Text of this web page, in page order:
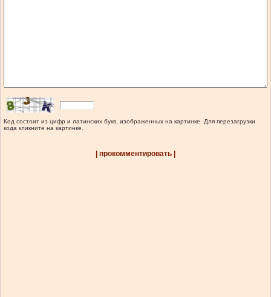
Код состоит из цифр и латинских букв, изображенных на картинке. Для перезагрузки
кода кликните на картинке.
| прокомментировать |